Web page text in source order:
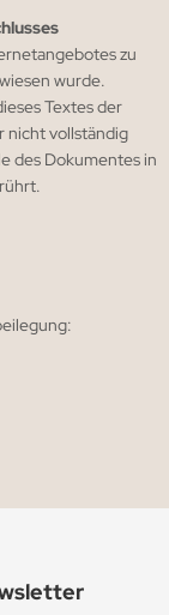
zu
wurde.
Textes der
nicht vollständig
des Dokumentes in